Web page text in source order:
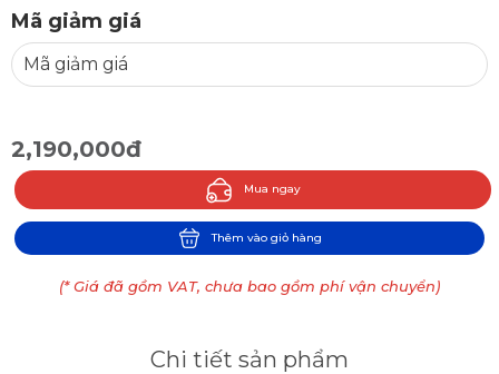
Mã giảm giá
2,190,000đ
Mua ngay
Thêm vào giỏ hàng
(* Giá đã gồm VAT, chưa bao gồm phí vận chuyển)
Chi tiết sản phẩm